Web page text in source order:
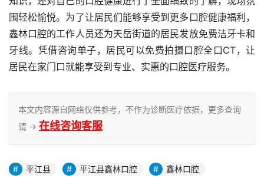
围轻松愉悦。为了让居民们能够享受到更多口腔健康福利，
鑫林口腔的工作人员还为天岳街道的居民发放免费洁牙卡和
牙线。凭借咨询单子，居民可以免费拍摄口腔全口CT，让
居民在家门口就能享受到专业、实惠的口腔医疗服务。
本文内容源自网络仅供参考，不作为诊断医疗依据，更多查询
请 → 在线咨询客服
平江县 平江县鑫林口腔 鑫林口腔